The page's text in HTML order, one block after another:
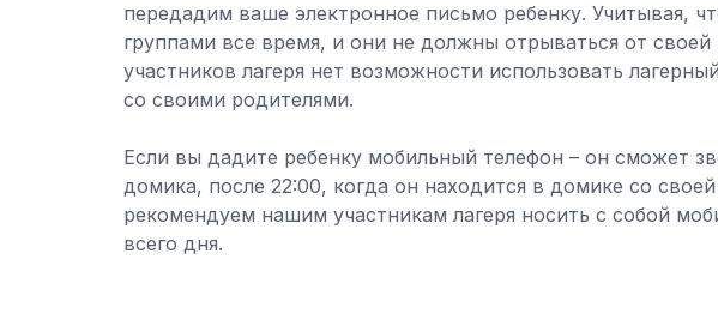
передадим ваше электронное письмо ребенку. Учитывая,
группами все время, и они не должны отрываться от
участников лагеря нет возможности использовать
со своими родителями.
Если вы дадите ребенку мобильный телефон – он сможет
домика, после 22:00, когда он находится в домике со
рекомендуем нашим участникам лагеря носить с собой
всего дня.